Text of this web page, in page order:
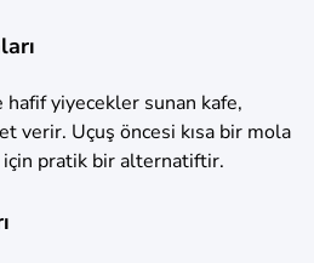
hafif yiyecekler sunan kafe,
verir. Uçuş öncesi kısa bir mola
pratik bir alternatiftir.